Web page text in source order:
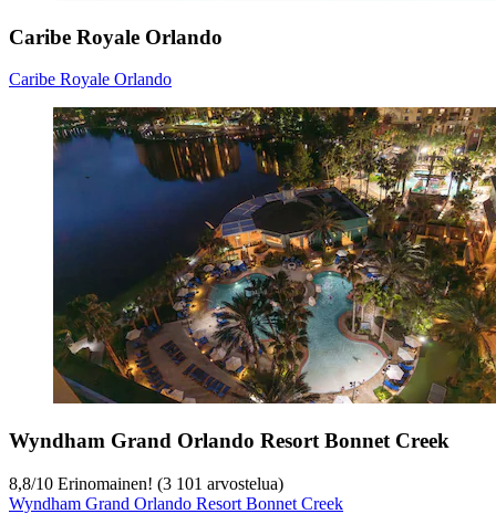
Caribe Royale Orlando
Caribe Royale Orlando
Wyndham Grand Orlando Resort Bonnet Creek
8,8/10 Erinomainen! (3 101 arvostelua)
Wyndham Grand Orlando Resort Bonnet Creek